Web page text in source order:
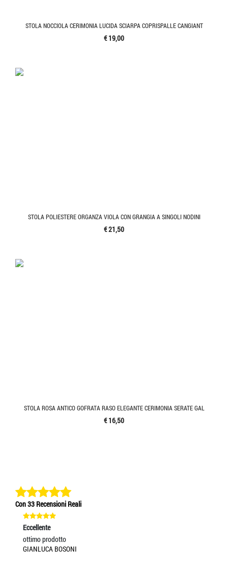
STOLA NOCCIOLA CERIMONIA LUCIDA SCIARPA COPRISPALLE CANGIANT
€ 19,00
STOLA POLIESTERE ORGANZA VIOLA CON GRANGIA A SINGOLI NODINI
€ 21,50
STOLA ROSA ANTICO GOFRATA RASO ELEGANTE CERIMONIA SERATE GAL
€ 16,50
Con 33 Recensioni Reali
Eccellente
ottimo prodotto
GIANLUCA BOSONI